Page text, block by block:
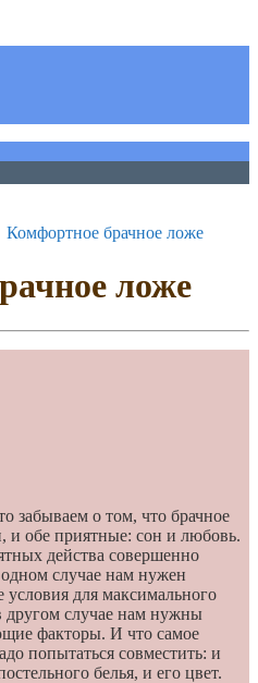
Комфортное брачное ложе
ложе
забываем о том, что брачное
и обе приятные: сон и любовь.
действа совершенно
случае нам нужен
для максимального
другом случае нам нужны
факторы. И что самое
попытаться совместить: и
белья, и его цвет.